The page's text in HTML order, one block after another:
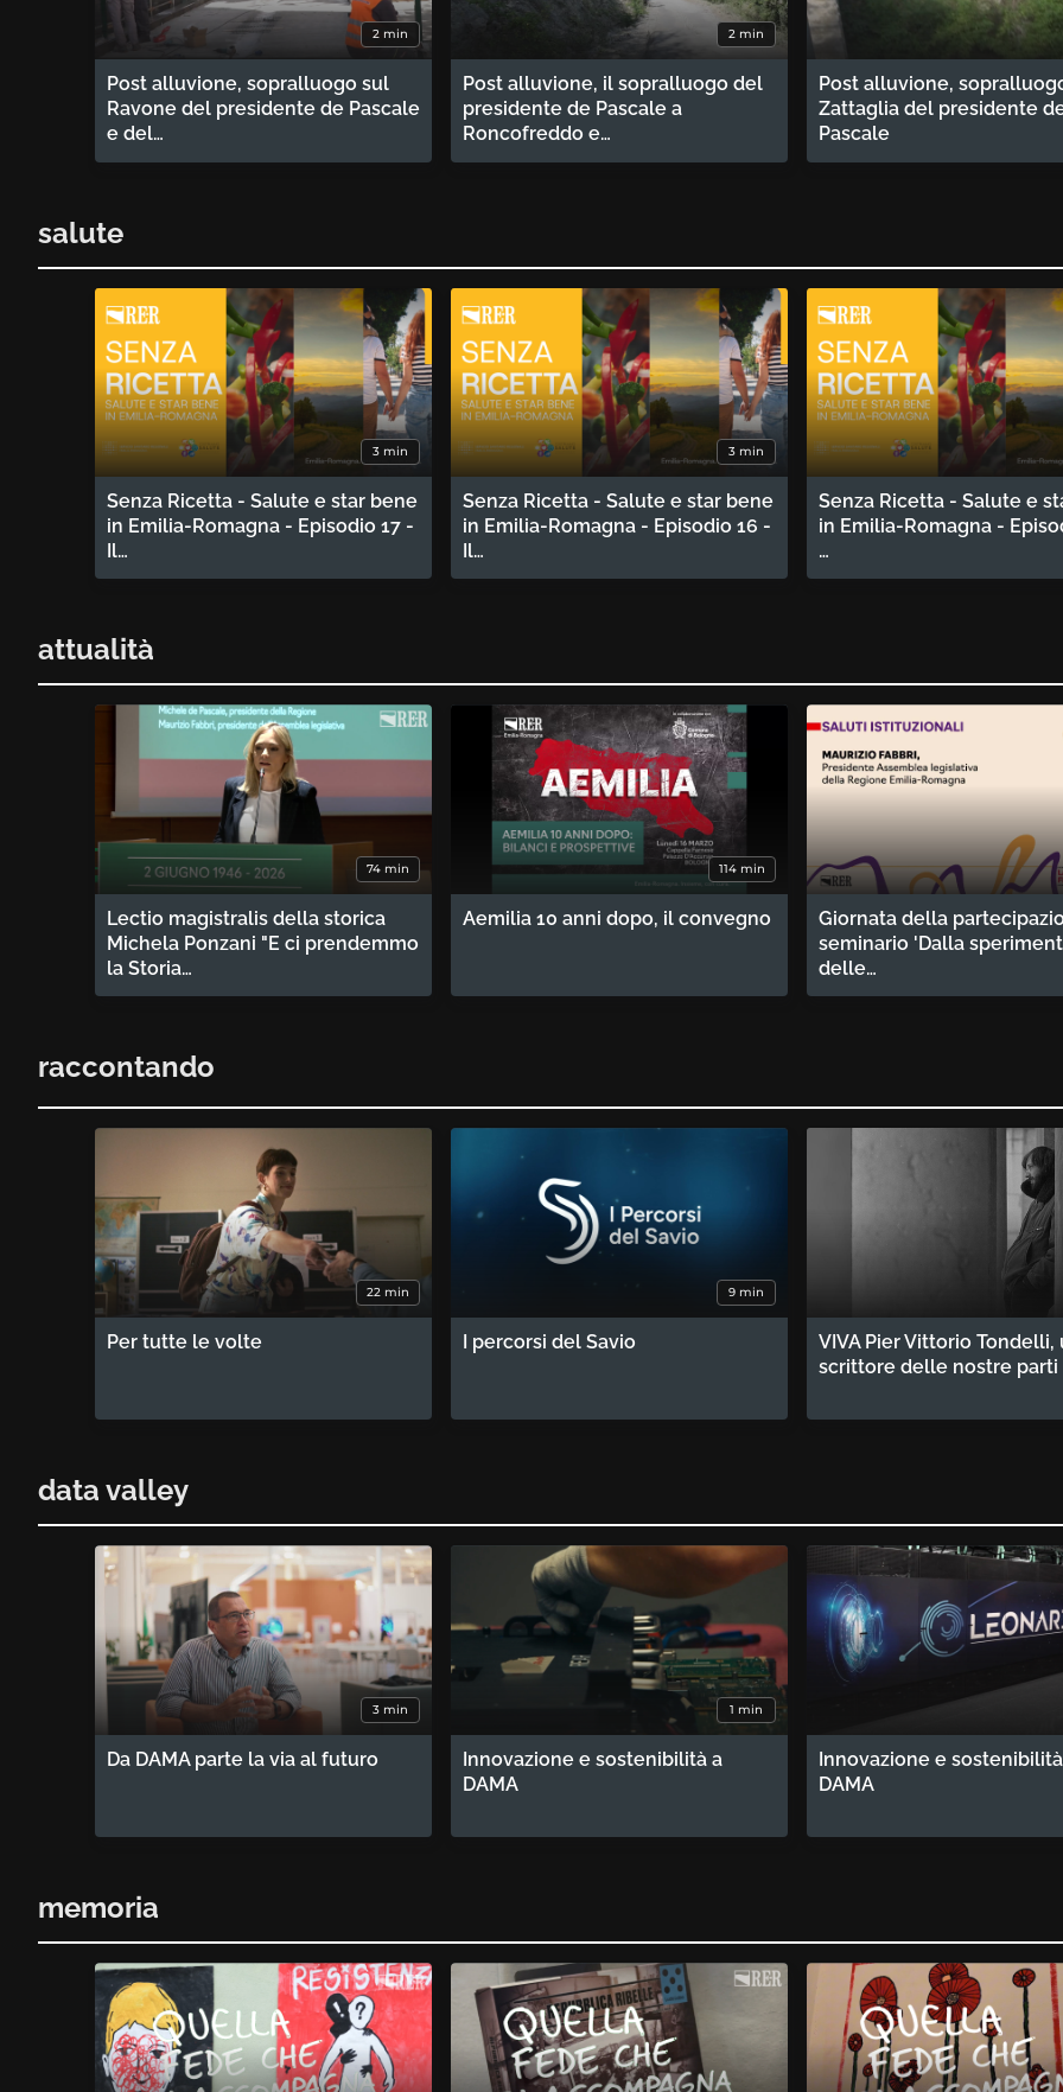
2 min
Post alluvione, sopralluogo sul
Ravone del presidente de Pascale
e del…
2 min
Post alluvione, il sopralluogo del
presidente de Pascale a
Roncofreddo e…
Post alluvione,
Zattaglia del presidente
Pascale
salute
3 min
Senza Ricetta - Salute e star bene
in Emilia-Romagna - Episodio 17 -
Il…
3 min
Senza Ricetta - Salute e star bene
in Emilia-Romagna - Episodio 16 -
Il…
Senza Ricetta - Salute e
in Emilia-Romagna -
…
attualità
74 min
Lectio magistralis della storica
Michela Ponzani "E ci prendemmo
la Storia…
114 min
Aemilia 10 anni dopo, il convegno
Giornata della
seminario 'Dalla
delle…
raccontando
22 min
Per tutte le volte
9 min
I percorsi del Savio
VIVA Pier Vittorio Tondelli,
scrittore delle nostre parti
data valley
3 min
Da DAMA parte la via al futuro
1 min
Innovazione e sostenibilità a
DAMA
Innovazione e
DAMA
memoria